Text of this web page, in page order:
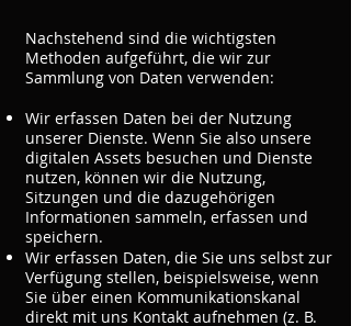
Nachstehend sind die wichtigsten
Methoden aufgeführt, die wir zur
Sammlung von Daten verwenden:
Wir erfassen Daten bei der Nutzung
unserer Dienste. Wenn Sie also unsere
digitalen Assets besuchen und Dienste
nutzen, können wir die Nutzung,
Sitzungen und die dazugehörigen
Informationen sammeln, erfassen und
speichern.
Wir erfassen Daten, die Sie uns selbst zur
Verfügung stellen, beispielsweise, wenn
Sie über einen Kommunikationskanal
direkt mit uns Kontakt aufnehmen (z. B.